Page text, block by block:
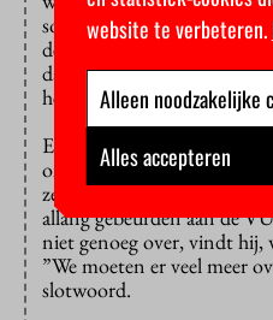
soort nare vragen stellen
de scheidend
daardoor zeker niet
het zijn wel de vragen waar
En voor iedereen die nu
onderwijs toch niks
zelf is de eerste om toe te
allang gebeurden aan de
niet genoeg over, vindt hij,
”We moeten er veel meer
slotwoord.
website te verbeteren.
Alleen noodzakelijke
Alles accepteren